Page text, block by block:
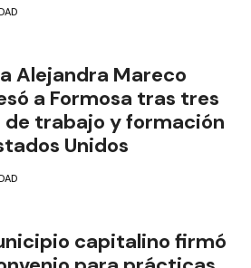
Alejandra Mareco
a Formosa tras tres
de trabajo y formación
Unidos
capitalino firmó